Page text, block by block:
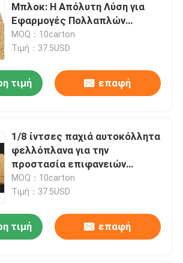
Μπλοκ: Η Απόλυτη Λύση για
Εφαρμογές Πολλαπλών
Χρήσεων
MOQ：10carton
Τιμή：37.5USD
τιμή επαφή
1/8 ίντσες παχιά αυτοκόλλητα
φελλόπλανα για την
προστασία επιφανειών
επίπλων
MOQ：10carton
Τιμή：37.5USD
τιμή επαφή